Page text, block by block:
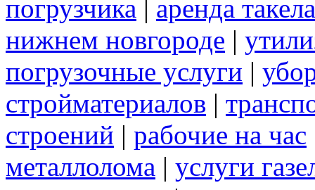
погрузчика | аренда
нижнем новгороде |
погрузочные услуги |
стройматериалов |
строений | рабочие на час
металлолома | услуги